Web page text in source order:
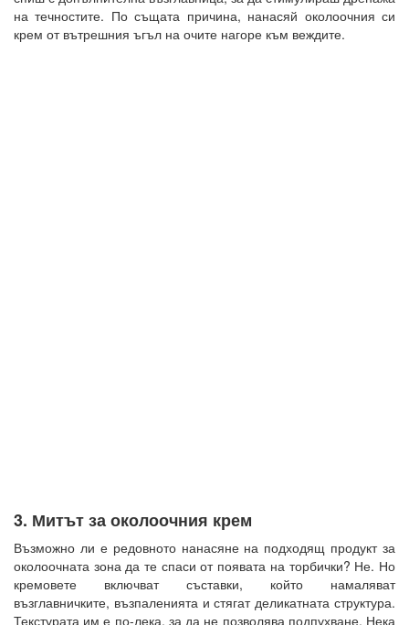
на течностите. По същата причина, нанасяй околоочния си
крем от вътрешния ъгъл на очите нагоре към веждите.
3. Митът за околоочния крем
Възможно ли е редовното нанасяне на подходящ продукт за
околоочната зона да те спаси от появата на торбички? Не. Но
кремовете включват съставки, който намаляват
възглавничките, възпаленията и стягат деликатната структура.
Текстурата им е по-лека, за да не позволява подпухване. Нека